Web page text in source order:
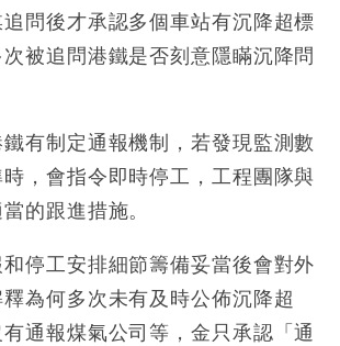
問後才承認多個車站有沉降超標
被追問港鐵是否刻意隱瞞沉降問
有制定通報機制，若發現監測數
，會指令即時停工，工程團隊與
的跟進措施。
停工安排細節籌備妥當後會對外
為何多次未有及時公佈沉降超
通報煤氣公司等，金只承認「通